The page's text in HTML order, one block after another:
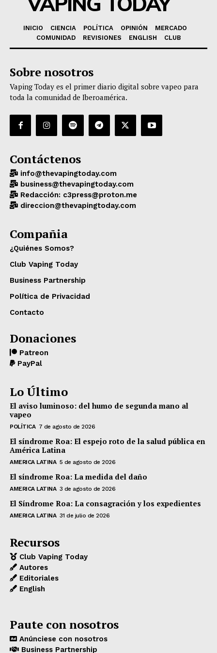
INICIO CIENCIA POLÍTICA OPINIÓN
MERCADO
COMUNIDAD
REVISIONES ENGLISH CLUB
Sobre nosotros
Vaping Today es el primer diario digital sobre vapeo para
toda la comunidad de Iberoamérica.
Contáctenos
info@thevapingtoday.com
business@thevapingtoday.com
Redacción: c3press@proton.me
direccion@thevapingtoday.com
Compañia
¿Quiénes Somos?
Club Vaping Today
Business Partnership
Política de Privacidad
Contacto
Donaciones
Patreon
PayPal
Lo Último
El aviso luminoso: del humo de segunda mano al
vapeo
POLÍTICA 7 de agosto de 2026
El síndrome Roa: El espejo roto de la salud pública en
América Latina
AMERICA LATINA 5 de agosto de 2026
El síndrome Roa: La medida del daño
AMERICA LATINA 3 de agosto de 2026
El Síndrome Roa: La consagración y los expedientes
AMERICA LATINA 31 de julio de 2026
Recursos
Club Vaping Today
Autores
Editoriales
English
Paute con nosotros
Anúnciese con nosotros
Business Partnership